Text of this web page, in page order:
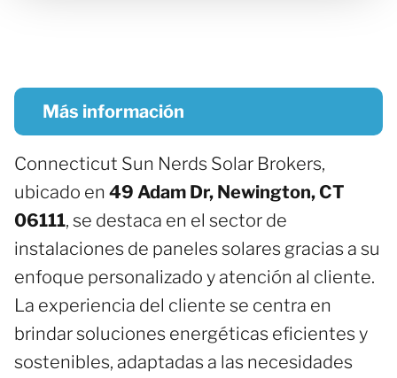
Más información
Connecticut Sun Nerds Solar Brokers,
ubicado en 49 Adam Dr, Newington, CT
06111, se destaca en el sector de
instalaciones de paneles solares gracias a su
enfoque personalizado y atención al cliente.
La experiencia del cliente se centra en
brindar soluciones energéticas eficientes y
sostenibles, adaptadas a las necesidades